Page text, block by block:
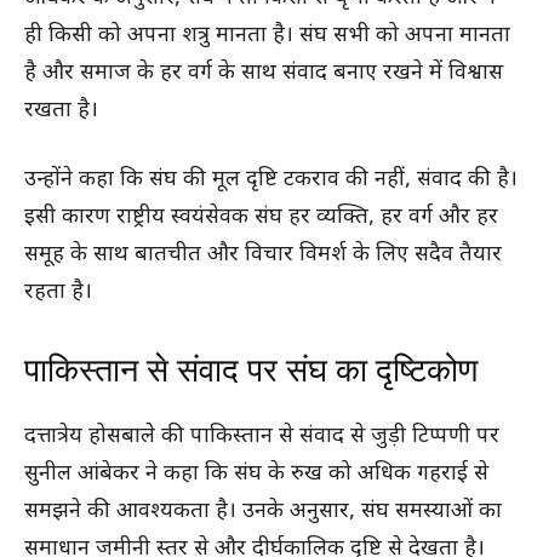
ही किसी को अपना शत्रु मानता है। संघ सभी को अपना मानता
है और समाज के हर वर्ग के साथ संवाद बनाए रखने में विश्वास
रखता है।
उन्होंने कहा कि संघ की मूल दृष्टि टकराव की नहीं, संवाद की है।
इसी कारण राष्ट्रीय स्वयंसेवक संघ हर व्यक्ति, हर वर्ग और हर
समूह के साथ बातचीत और विचार विमर्श के लिए सदैव तैयार
रहता है।
पाकिस्तान से संवाद पर संघ का दृष्टिकोण
दत्तात्रेय होसबाले की पाकिस्तान से संवाद से जुड़ी टिप्पणी पर
सुनील आंबेकर ने कहा कि संघ के रुख को अधिक गहराई से
समझने की आवश्यकता है। उनके अनुसार, संघ समस्याओं का
समाधान जमीनी स्तर से और दीर्घकालिक दृष्टि से देखता है।